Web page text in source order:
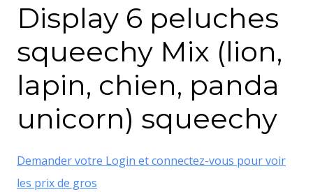
Display 6 peluches
squeechy Mix (lion,
lapin, chien, panda
unicorn) squeechy
Demander votre Login et connectez-vous pour voir
les prix de gros